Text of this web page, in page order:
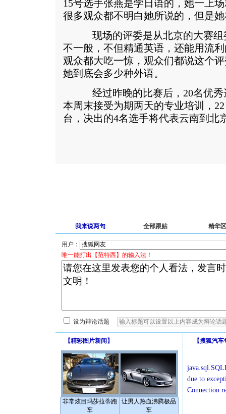
15号选手张燕是学日语的，她一上
很多观众都不明白她所说的，但是
现场的评委是从北京的大赛组
不一般，不但精通英语，还能用流
观众都大吃一惊，观众们都说这个
她到底会多少种外语。
经过昨晚的比赛后，20名优秀
本周末接受为期两天的专业培训，
台，决出的4名选手将代表云南到北
我来说两句 全部跟贴 精华区
用户：
唯一能打出【范特西】的输入法！
设为辩论话题
【精彩图片新闻 】
非常炫目玛莎拉蒂跑
车
让男人热血沸腾极品
车
【搜狐汽车
due to
Connection